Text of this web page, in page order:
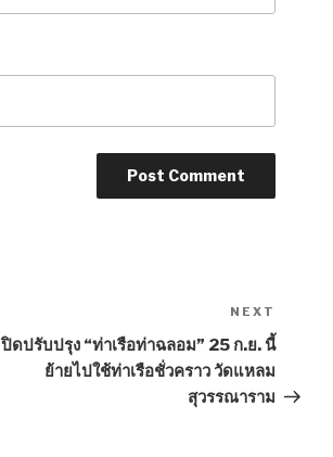
Post
NEXT
ปิดปรับปรุง “ท่าเรือท่าฉลอม” 25 ก.ย. นี้
ย้ายไปใช้ท่าเรือชั่วคราว วัดแหลม
สุวรรณาราม